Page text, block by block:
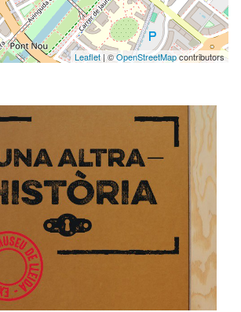
Leaflet| ©OpenStreetMapcontributors